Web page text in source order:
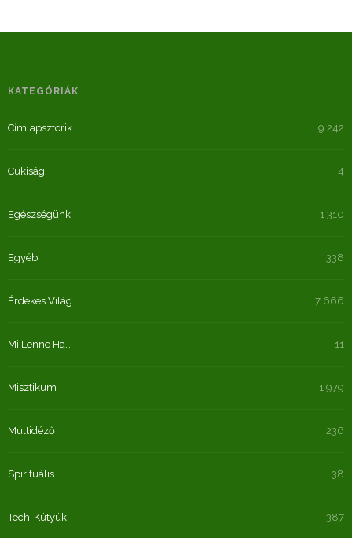
KATEGÓRIÁK
Címlapsztorik 9 242
Cukiság 4
Egészségünk 1 310
Egyéb 338
Érdekes Világ 7 666
Mi Lenne Ha… 11
Misztikum 1 979
Múltidéző 236
Spirituális 38
Tech-Kütyük 387